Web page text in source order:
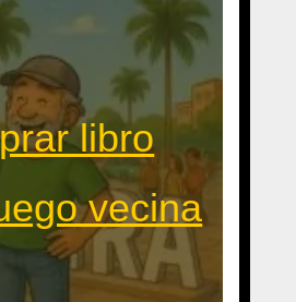
libro
vecina